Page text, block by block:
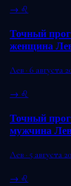
→ ♌
Точный
женщина
Лев · 6 августа
→ ♌
Точный
мужчина
Лев · 5 августа
→ ♌